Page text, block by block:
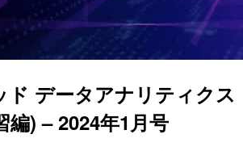
ド データアナリティクス
編) – 2024年1月号